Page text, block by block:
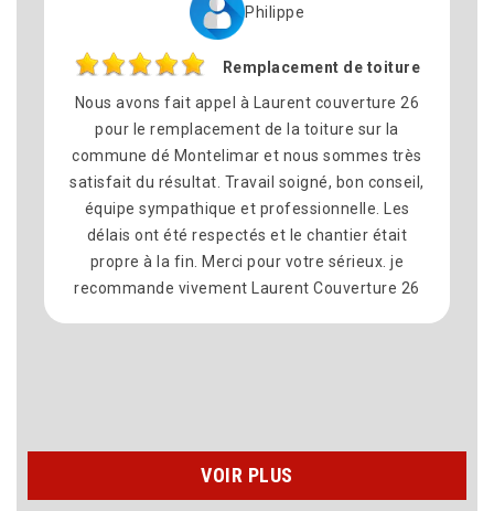
Philippe
Remplacement de toiture
avons fait appel à Laurent couverture 26
le remplacement de la toiture sur la
dé Montelimar et nous sommes très
du résultat. Travail soigné, bon conseil,
sympathique et professionnelle. Les
ont été respectés et le chantier était
à la fin. Merci pour votre sérieux. je
vivement Laurent Couverture 26
Je
avec la
VOIR PLUS